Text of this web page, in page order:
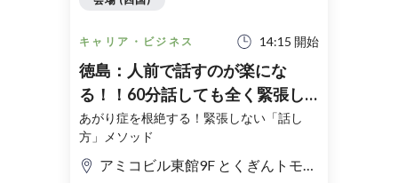
キャリア・ビジネス 14:15 開始
徳島：人前で話すのが楽にな
る！！60分話しても全く緊張し
ない「話し方」実践セミナー
あがり症を根絶する！緊張しない「話し
方」メソッド
アミコビル東館9F とくぎんトモニプラザ 徳島県青少年センター 会議室/講師控室